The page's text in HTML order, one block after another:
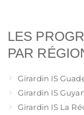
LES
PAR
Girardin IS
Girardin IS
Girardin IS La